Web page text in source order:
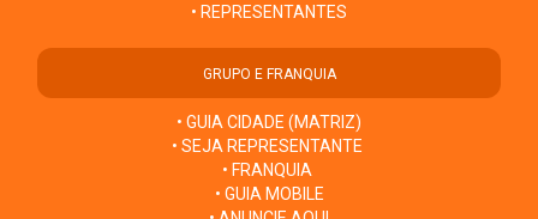
• REPRESENTANTES
GRUPO E FRANQUIA
• GUIA CIDADE (MATRIZ)
• SEJA REPRESENTANTE
• FRANQUIA
• GUIA MOBILE